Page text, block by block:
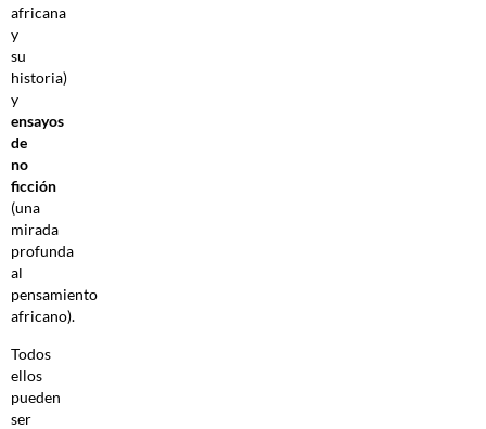
africana
y
su
historia)
y
ensayos
de
no
ficción
(una
mirada
profunda
al
pensamiento
africano).
Todos
ellos
pueden
ser